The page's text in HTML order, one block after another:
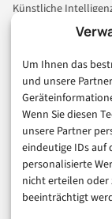
Um Ihnen das
und unsere
Wenn Sie diesen
unsere Partner
eindeutige IDs auf
personalisierte
nicht erteilen
beeinträchtigt
Künstliche
Technologie & IT
Consumer & Digital
Marketing
Finanzen & FinTech
Business & Karriere
Sicherheit & Recht
Digitalisierung
Marketing